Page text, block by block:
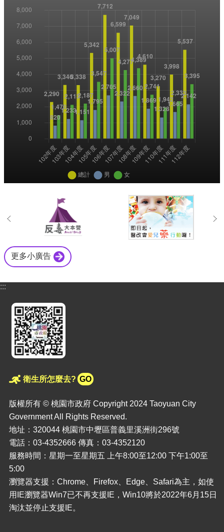
更多小廣告
:::
衛生所怎麼去? GO
版權所有 © 桃園市政府 Copyright 2024 Taoyuan City
Government All Rights Reserved.
地址：320044 桃園市中壢區普義里溪洲街296號
電話：03-4352666 傳真：03-4352120
服務時間：星期一至星期五 上午8:00至12:00 下午1:00至
5:00
瀏覽器支援：Chrome、Firefox、Edge、Safari為主，如使
用IE瀏覽器Win7已不再支援IE，Win10將於2022年6月15日
淘汰並停止支援IE。